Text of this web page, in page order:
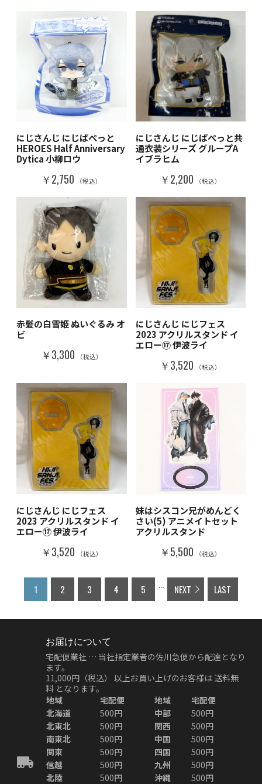
にじさんじ にじぱぺっと
HEROES Half Anniversary
Dytica 小柳ロウ
￥2,750 （税込）
にじさんじ にじぱぺっと共
通衣装シリーズ グループA
イブラヒム
￥2,200 （税込）
赤髪の白雪姫 ぬいぐるみ オ
ビ
￥3,300 （税込）
にじさんじ にじフェス
2023 アクリルスタンド イ
エロー⑰ 伊波ライ
￥3,520 （税込）
にじさんじ にじフェス
2023 アクリルスタンド イ
エロー⑰ 伊波ライ
￥3,520 （税込）
妹はシスコン兄がめんどく
さい(5) アニメイトセット
アクリルスタンド
￥5,500 （税込）
1 2 3 4 5 ... NEXT LAST
お届けについて
宅配便業社 … 当社指定業者の佐川急便から配達となり
ます。
11,000円（税込）
以上お買い上げのお客様は 送料無
料 となります。
地域
宅配便 地域
宅配便
北海道
500円 中部
500円
北東北
500円 関西
500円
南東北
500円 中国
500円
関東
500円 四国
500円
信越
500円 九州
500円
北陸
500円 沖縄
500円